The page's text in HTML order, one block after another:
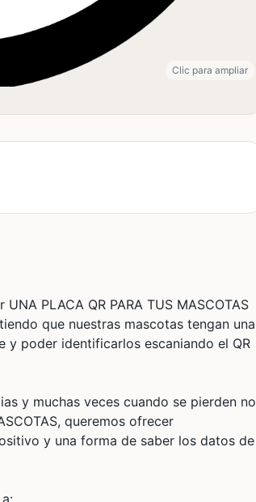
Clic para ampliar
PLACA QR PARA TUS MASCOTAS
que nuestras mascotas tengan una
y poder identificarlos escaniando el QR
y muchas veces cuando se pierden no
queremos ofrecer
y una forma de saber los datos de